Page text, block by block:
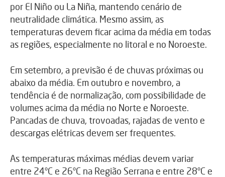
por El Niño ou La Niña, mantendo cenário de
neutralidade climática. Mesmo assim, as
temperaturas devem ficar acima da média em todas
as regiões, especialmente no litoral e no Noroeste.
Em setembro, a previsão é de chuvas próximas ou
abaixo da média. Em outubro e novembro, a
tendência é de normalização, com possibilidade de
volumes acima da média no Norte e Noroeste.
Pancadas de chuva, trovoadas, rajadas de vento e
descargas elétricas devem ser frequentes.
As temperaturas máximas médias devem variar
entre 24°C e 26°C na Região Serrana e entre 28°C e